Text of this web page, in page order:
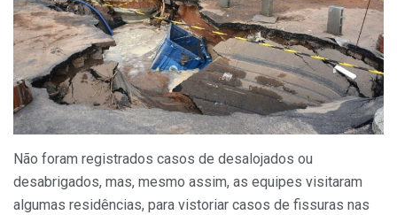
Não foram registrados casos de desalojados ou
desabrigados, mas, mesmo assim, as equipes visitaram
algumas residências, para vistoriar casos de fissuras nas